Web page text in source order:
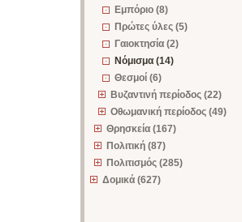
Εμπόριο (8)
Πρώτες ύλες (5)
Γαιοκτησία (2)
Νόμισμα (14)
Θεσμοί (6)
Βυζαντινή περίοδος (22)
Οθωμανική περίοδος (49)
Θρησκεία (167)
Πολιτική (87)
Πολιτισμός (285)
Δομικά (627)